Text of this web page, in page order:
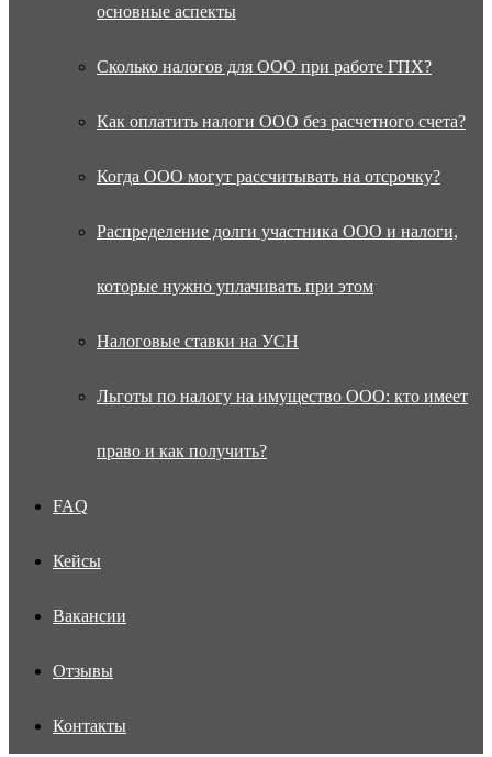
основные аспекты
Сколько налогов для ООО при работе ГПХ?
Как оплатить налоги ООО без расчетного счета?
Когда ООО могут рассчитывать на отсрочку?
Распределение долги участника ООО и налоги,
которые нужно уплачивать при этом
Налоговые ставки на УСН
Льготы по налогу на имущество ООО: кто имеет
право и как получить?
FAQ
Кейсы
Вакансии
Отзывы
Контакты